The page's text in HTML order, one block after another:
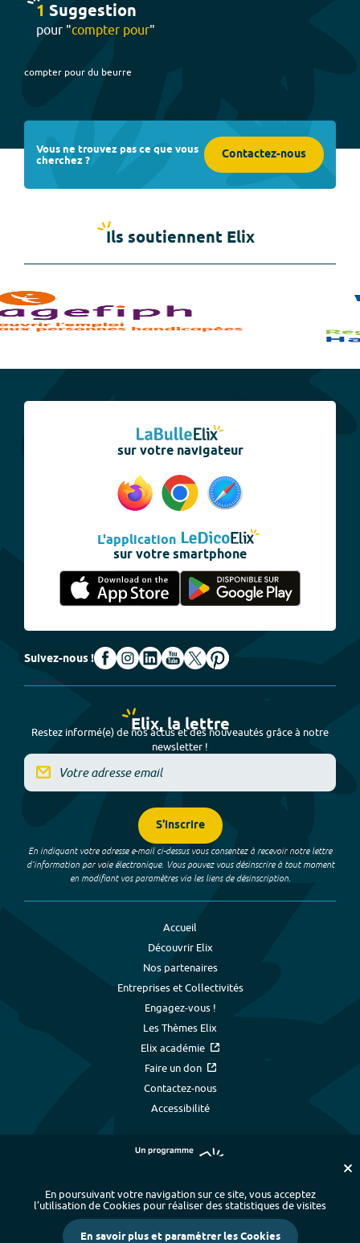
1 Suggestion
pour "compter pour"
compter pour du beurre
Vous ne trouvez pas ce que vous
cherchez ? Contactez-nous
Ils soutiennent Elix
sur votre navigateur
L'application
sur votre smartphone
Suivez-nous !
Elix, la lettre
Restez informé(e) de nos actus et des nouveautés grâce à notre
newsletter !
S'inscrire
En indiquant votre adresse e-mail ci-dessus vous consentez à recevoir notre lettre
d’information par voie électronique. Vous pouvez vous désinscrire à tout moment
en modifiant vos paramètres via les liens de désinscription.
Accueil
Découvrir Elix
Nos partenaires
Entreprises et Collectivités
Engagez-vous !
Les Thèmes Elix
Elix académie
Faire un don
Contactez-nous
Accessibilité
Plan du site - Index alphabétique
-
Mentions légales et données personnelles
- Paramétrer les cookies
En poursuivant votre navigation sur ce site, vous acceptez
l’utilisation de Cookies pour réaliser des statistiques de visites
En savoir plus et paramétrer les Cookies